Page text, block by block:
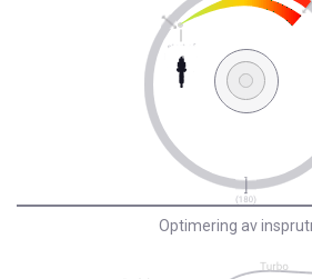
Optimering av